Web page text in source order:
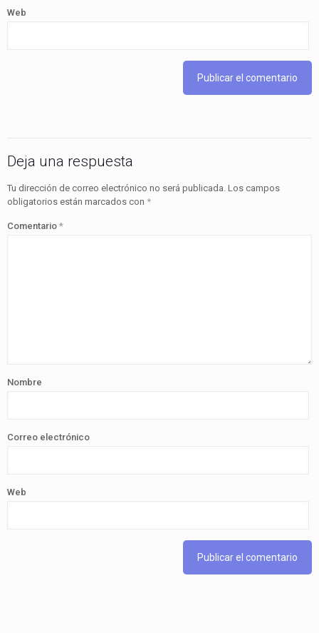
Web
Deja una respuesta
Tu dirección de correo electrónico no será publicada. Los campos
obligatorios están marcados con *
Comentario *
Nombre
Correo electrónico
Web